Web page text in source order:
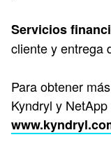
Servicios
cliente y entrega
Para obtener
Kyndryl y